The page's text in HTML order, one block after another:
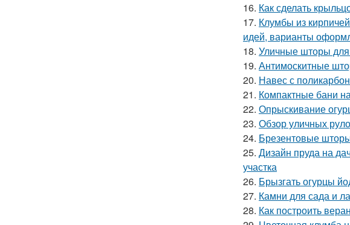
16. Как сделать
17. Клумбы из
идей, варианты
18. Уличные шторы для
19. Антимоскитные
20. Навес с
21. Компактные бани
22. Опрыскивание
23. Обзор уличных
24. Брезентовые
25. Дизайн пруда на
участка
26. Брызгать огурцы
27. Камни для сада и
28. Как построить